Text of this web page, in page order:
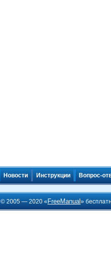
Новости Инструкции Вопрос-
© 2005 — 2020 « FreeManual»